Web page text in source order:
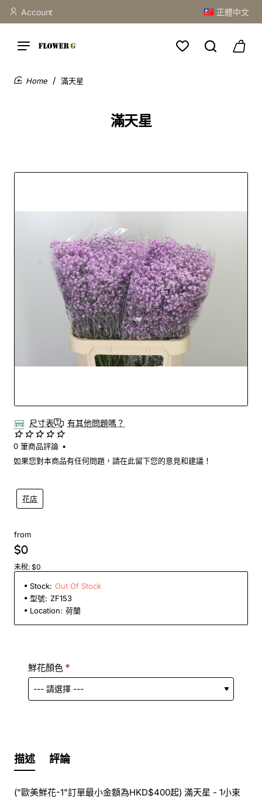
Account 正體中文
滿天星
滿天星
Out Of Stock
尺寸表 有其他問題嗎？
花店
0 筆商品評論 •
如果您對本商品有任何問題，請在此留下您的意見和建議！
from
$0
未稅: $0
Stock: Out Of Stock
型號: ZF153
Location: 荷蘭
鮮花顏色
描述 評論
("歐美鮮花-1"訂單最小金額為HKD$400起) 滿天星 - 1小束